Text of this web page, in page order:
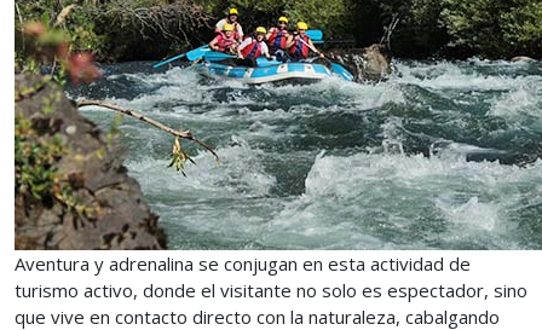
Aventura y adrenalina se conjugan en esta actividad de
turismo activo, donde el visitante no solo es espectador, sino
que vive en contacto directo con la naturaleza, cabalgando